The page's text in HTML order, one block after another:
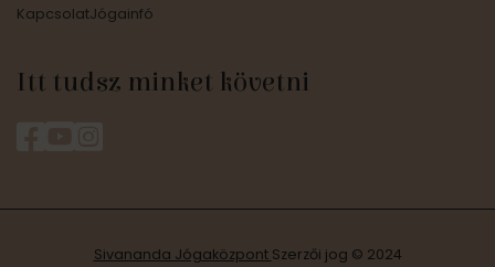
KapcsolatJógainfó
Itt tudsz minket követni
Sivananda Jógaközpont Szerzői jog © 2024